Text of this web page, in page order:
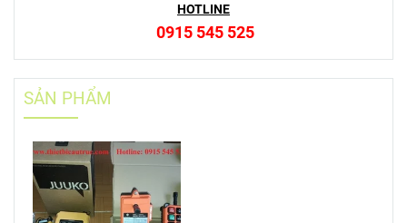
HOTLINE
0915 545 525
SẢN PHẨM